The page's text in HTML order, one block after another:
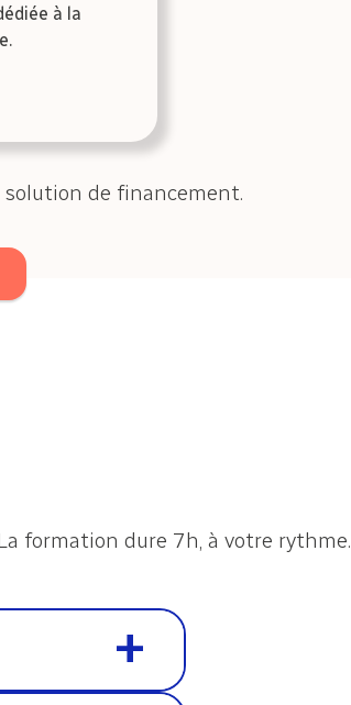
à la
de financement.
formation dure 7h, à votre rythme.